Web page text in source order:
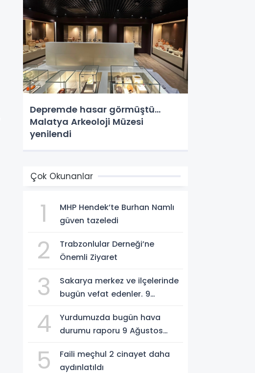
Depremde hasar görmüştü...
Malatya Arkeoloji Müzesi
yenilendi
Çok Okunanlar
1
MHP Hendek’te Burhan Namlı
güven tazeledi
2
Trabzonlular Derneği’ne
Önemli Ziyaret
3
Sakarya merkez ve ilçelerinde
bugün vefat edenler. 9
4
Yurdumuzda bugün hava
durumu raporu 9 Ağustos
5
Faili meçhul 2 cinayet daha
aydınlatıldı